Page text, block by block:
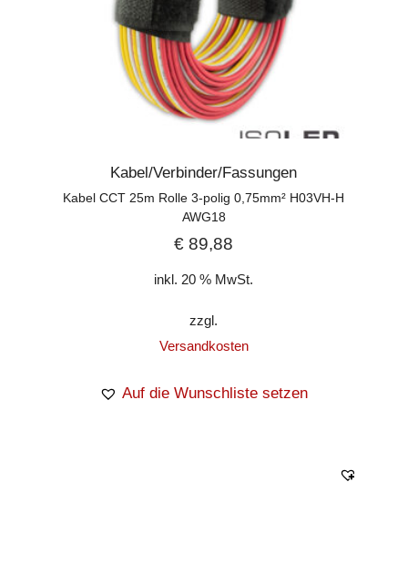
Kabel/Verbinder/Fassungen
Kabel CCT 25m Rolle 3-polig 0,75mm² H03VH-H
AWG18
€ 89,88
inkl. 20 % MwSt.
zzgl.
Versandkosten
Auf die Wunschliste setzen